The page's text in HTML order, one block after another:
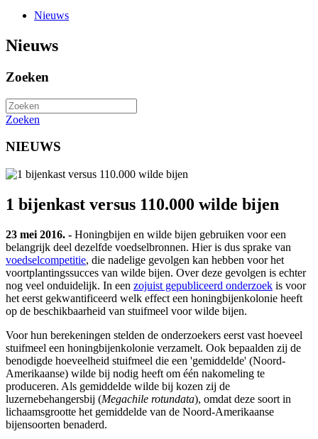
Nieuws
Nieuws
Zoeken
Zoeken
NIEUWS
1 bijenkast versus 110.000 wilde bijen
23 mei 2016. - Honingbijen en wilde bijen gebruiken voor een
belangrijk deel dezelfde voedselbronnen. Hier is dus sprake van
voedselcompetitie, die nadelige gevolgen kan hebben voor het
voortplantingssucces van wilde bijen. Over deze gevolgen is echter
nog veel onduidelijk. In een zojuist gepubliceerd onderzoek is voor
het eerst gekwantificeerd welk effect een honingbijenkolonie heeft
op de beschikbaarheid van stuifmeel voor wilde bijen.
Voor hun berekeningen stelden de onderzoekers eerst vast hoeveel
stuifmeel een honingbijenkolonie verzamelt. Ook bepaalden zij de
benodigde hoeveelheid stuifmeel die een 'gemiddelde' (Noord-
Amerikaanse) wilde bij nodig heeft om één nakomeling te
produceren. Als gemiddelde wilde bij kozen zij de
luzernebehangersbij (Megachile rotundata), omdat deze soort in
lichaamsgrootte het gemiddelde van de Noord-Amerikaanse
bijensoorten benaderd.